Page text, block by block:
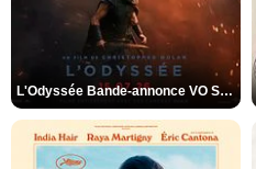
L'Odyssée Bande-annonce VO STFR